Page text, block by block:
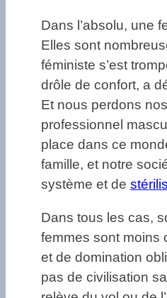
Dans l’absolu, une
Elles sont
féministe s’est
drôle de confort, a
Et nous perdons
professionnel
place dans ce
famille, et notre
système et de
Dans tous les cas,
femmes sont moins
et de domination
pas de civilisation